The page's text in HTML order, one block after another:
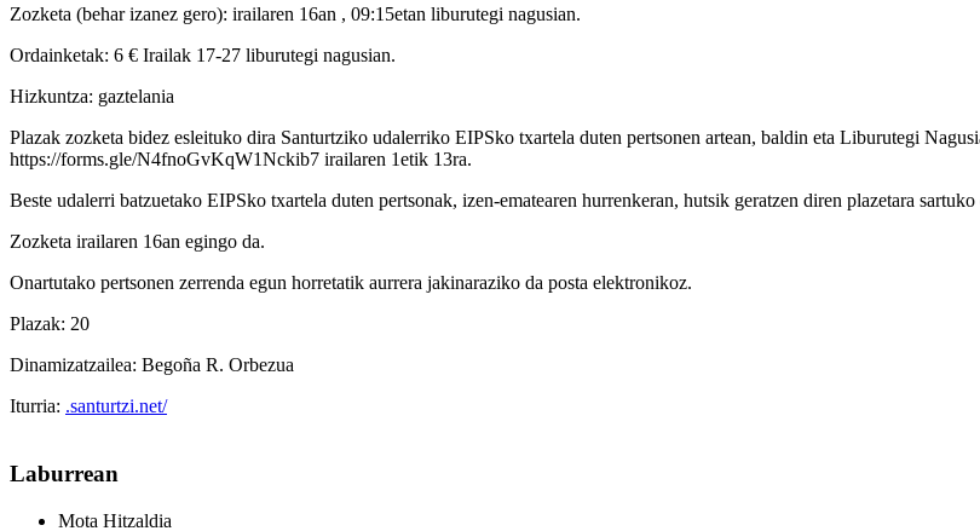
Zozketa (behar izanez gero): irailaren 16an , 09:15etan liburutegi nagusian.
Ordainketak: 6 € Irailak 17-27 liburutegi nagusian.
Hizkuntza: gaztelania
Plazak zozketa bidez esleituko dira Santurtziko udalerriko EIPSko txartela duten pertsonen artean, baldin eta Liburutegi
https://forms.gle/N4fnoGvKqW1Nckib7 irailaren 1etik 13ra.
Beste udalerri batzuetako EIPSko txartela duten pertsonak, izen-ematearen hurrenkeran, hutsik geratzen diren plazetara sartuko
Zozketa irailaren 16an egingo da.
Onartutako pertsonen zerrenda egun horretatik aurrera jakinaraziko da posta elektronikoz.
Plazak: 20
Dinamizatzailea: Begoña R. Orbezua
Iturria: .santurtzi.net/
Laburrean
Mota Hitzaldia